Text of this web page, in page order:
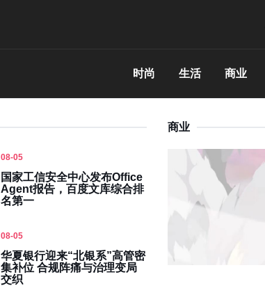
时尚 生活 商业
08-05
国家工信安全中心发布Office
Agent报告，百度文库综合排
名第一
08-05
华夏银行迎来“北银系”高管密
集补位 合规阵痛与治理变局
交织
商业